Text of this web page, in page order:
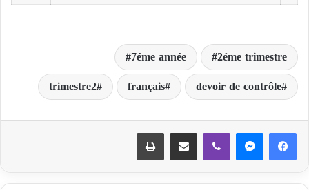
2éme trimestre
7éme année
devoir de contrôle
français
trimestre2